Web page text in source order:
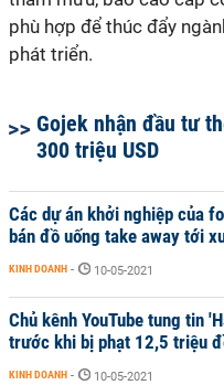
phù hợp để thúc đẩy
phát triển.
Gojek nhận đầu tư
300 triệu USD
Các dự án khởi nghiệp của
bán đồ uống take away tới
KINH DOANH - 10-05-2021
Chủ kênh YouTube tung tin
trước khi bị phạt 12,5 triệu
KINH DOANH - 10-05-2021